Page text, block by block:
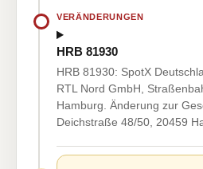
VERÄNDERUNGEN
HRB 81930
HRB 81930: SpotX
RTL Nord GmbH,
Hamburg. Änderung zur
Deichstraße 48/50, 20459